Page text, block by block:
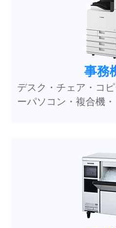
事務
デスク・チェア・コ
ーパソコン・複合機